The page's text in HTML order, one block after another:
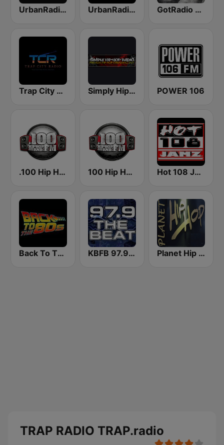
UrbanRadio - Hip Hop Hits UrbanRadio - Hip Hop & RnB GotRadio - Hip Hop Stop
Trap City Radio Simply Hip-Hop Radio POWER 106
.100 Hip Hop and RNB.FM 100 Hip Hop and RNB FM Hot 108 Jamz
Back To The 80's Radio KBFB 97.9 The Beat Planet Hip Hop (MRG.fm)
TRAP RADIO TRAP.radio